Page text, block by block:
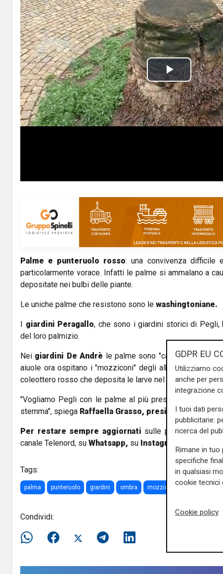
P
l
a
e
o
Palme e punteruolo rosso: una convivenza difficile
particolarmente vorace. Infatti le palme si ammalano a
depositate nei bulbi delle piante.
Le uniche palme che resistono sono le washingtoniane.
I giardini Peragallo, che sono i giardini storici di Pegli,
del loro palmizio.
Nei giardini De Andrè le palme sono "cadute come
aiuole ora ospitano i "mozziconi" degli alberi malati. La
coleottero rosso che deposita le larve nel bulbo della
"Vogliamo Pegli con le palme al più presto". La palma è
stemma", spiega Raffaella Grasso, presidente del CIV
Per restare sempre aggiornati sulle principali
canale Telenord, su Whatsapp, su Instagram
Tags:
palma punteruolo giardini ombra mozzicone verde
Condividi:
GDPR EU
Utilizziamo
anche per
integrazione
I tuoi dati
pubblicitarie:
ricerca del
Rimane in
specifiche
in qualsiasi
cookie tecnici
Cookie policy